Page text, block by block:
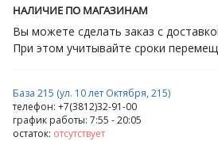
НАЛИЧИЕ ПО МАГАЗИНАМ
Вы можете сделать заказ с
При этом учитывайте сроки
База 215 (ул. 10 лет Октября, 215)
телефон: +7(3812)32-91-00
график работы: 7:55 - 20:05
остаток: отсутствует